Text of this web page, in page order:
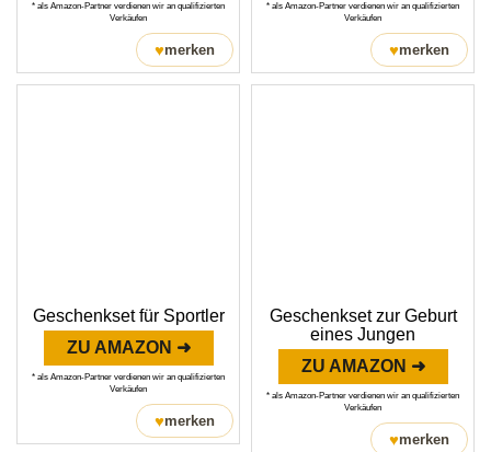
* als Amazon-Partner verdienen wir an qualifizierten
Verkäufen
♥merken
* als Amazon-Partner verdienen wir an qualifizierten
Verkäufen
♥merken
Geschenkset für Sportler
ZU AMAZON ➜
* als Amazon-Partner verdienen wir an qualifizierten
Verkäufen
♥merken
Geschenkset zur Geburt
eines Jungen
ZU AMAZON ➜
* als Amazon-Partner verdienen wir an qualifizierten
Verkäufen
♥merken